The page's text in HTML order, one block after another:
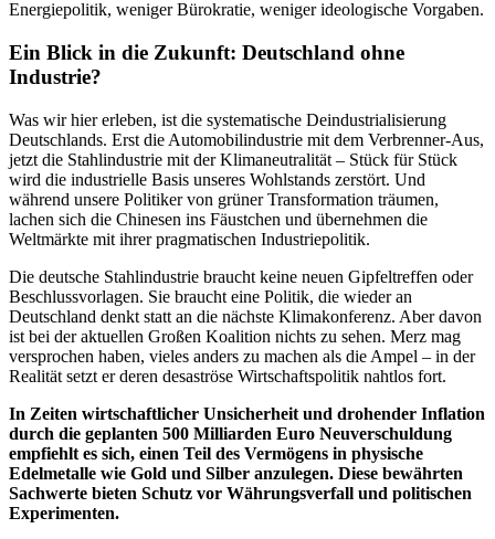
Energiepolitik, weniger Bürokratie, weniger ideologische Vorgaben.
Ein Blick in die Zukunft: Deutschland ohne
Industrie?
Was wir hier erleben, ist die systematische Deindustrialisierung
Deutschlands. Erst die Automobilindustrie mit dem Verbrenner-Aus,
jetzt die Stahlindustrie mit der Klimaneutralität – Stück für Stück
wird die industrielle Basis unseres Wohlstands zerstört. Und
während unsere Politiker von grüner Transformation träumen,
lachen sich die Chinesen ins Fäustchen und übernehmen die
Weltmärkte mit ihrer pragmatischen Industriepolitik.
Die deutsche Stahlindustrie braucht keine neuen Gipfeltreffen oder
Beschlussvorlagen. Sie braucht eine Politik, die wieder an
Deutschland denkt statt an die nächste Klimakonferenz. Aber davon
ist bei der aktuellen Großen Koalition nichts zu sehen. Merz mag
versprochen haben, vieles anders zu machen als die Ampel – in der
Realität setzt er deren desaströse Wirtschaftspolitik nahtlos fort.
In Zeiten wirtschaftlicher Unsicherheit und drohender Inflation
durch die geplanten 500 Milliarden Euro Neuverschuldung
empfiehlt es sich, einen Teil des Vermögens in physische
Edelmetalle wie Gold und Silber anzulegen. Diese bewährten
Sachwerte bieten Schutz vor Währungsverfall und politischen
Experimenten.